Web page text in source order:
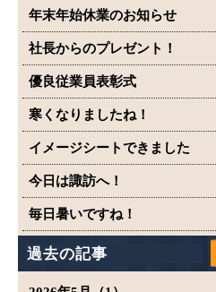
年末年始休業のお知らせ
社長からのプレゼント！
優良従業員表彰式
寒くなりましたね！
イメージシートできました
今日は諏訪へ！
毎日暑いですね！
過去の記事